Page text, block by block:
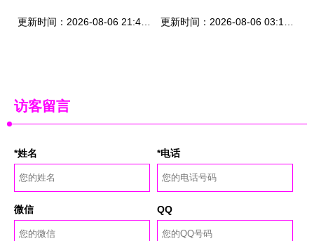
访客留言
*姓名 *电话
微信 QQ